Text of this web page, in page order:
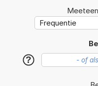
?